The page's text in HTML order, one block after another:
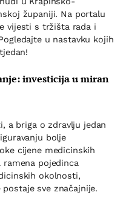
županiji. Na portalu
vijesti s tržišta rada i
u nastavku kojih
investicija u miran
a briga o zdravlju jedan
bolje
cijene medicinskih
pojedinca
okolnosti,
sve značajnije.